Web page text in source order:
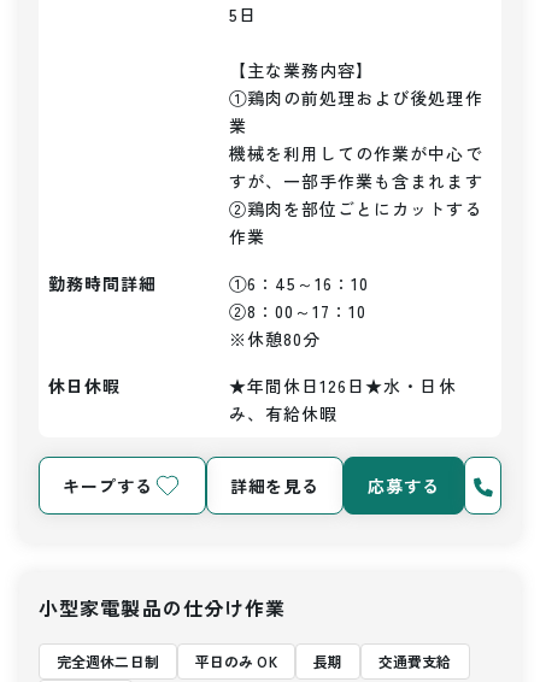
5日
【主な業務内容】
①鶏肉の前処理および後処理作
業
機械を利用しての作業が中心で
すが、一部手作業も含まれます
②鶏肉を部位ごとにカットする
作業
勤務時間詳細
①6：45～16：10
②8：00～17：10
※休憩80分
休日休暇
★年間休日126日★水・日休
み、有給休暇
キープする 詳細を見る 応募する
小型家電製品の仕分け作業
完全週休二日制 平日のみ OK 長期
交通費支給